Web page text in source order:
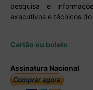
pesquisa e
executivos e técnicos do
Cartão ou boleto
Assinatura Nacional